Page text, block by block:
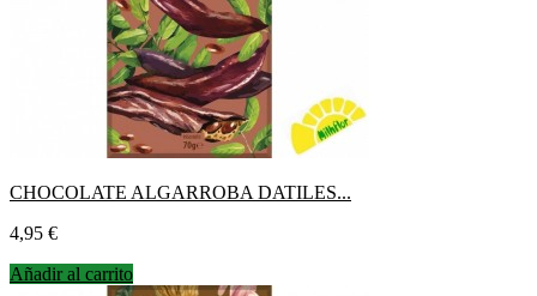
CHOCOLATE ALGARROBA DATILES...
Precio
4,95 €
Añadir al carrito